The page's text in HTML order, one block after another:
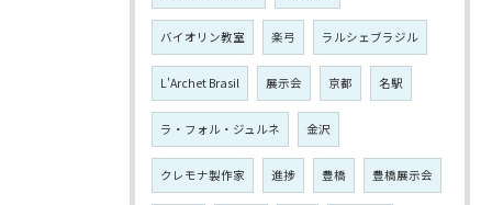
バイオリン教室 楽弓 ラルシェブラジル
L'Archet Brasil 展示会 京都 名駅
ラ・フォル・ジュルネ 金沢
クレモナ製作家 進捗 豊橋 豊橋展示会